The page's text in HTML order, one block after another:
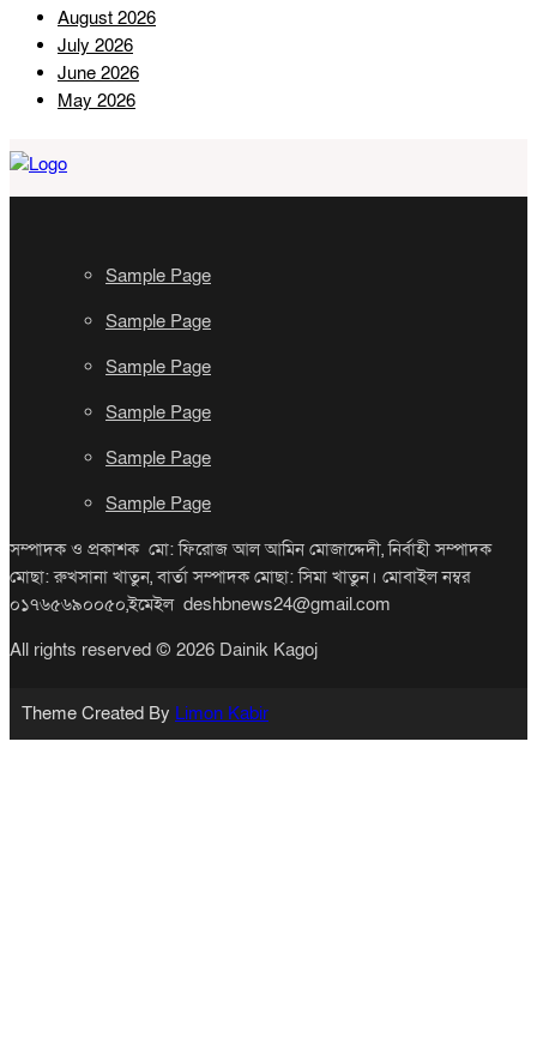
August 2026
July 2026
June 2026
May 2026
Sample Page
Sample Page
Sample Page
Sample Page
Sample Page
Sample Page
সম্পাদক ও প্রকাশক মো: ফিরোজ আল আমিন মোজাদ্দেদী, নির্বাহী সম্পাদক
মোছা: রুখসানা খাতুন, বার্তা সম্পাদক মোছা: সিমা খাতুন। মোবাইল নম্বর
০১৭৬৫৬৯০০৫০,ইমেইল deshbnews24@gmail.com
All rights reserved © 2026 Dainik Kagoj
Theme Created By Limon Kabir